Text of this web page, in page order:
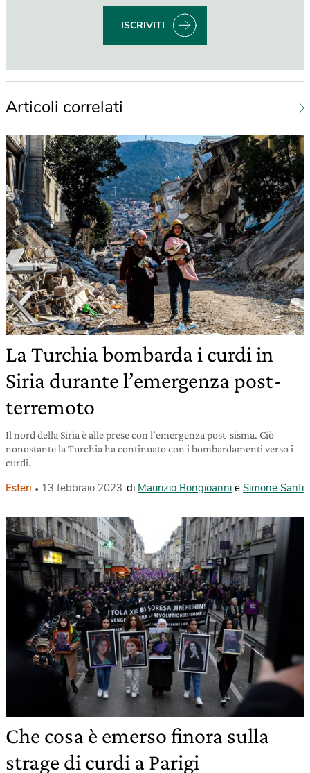
ISCRIVITI
Articoli correlati
La Turchia bombarda i curdi in
Siria durante l’emergenza post-
terremoto
Il nord della Siria è alle prese con l’emergenza post-sisma. Ciò
nonostante la Turchia ha continuato con i bombardamenti verso i
curdi.
Esteri 13 febbraio 2023 di Maurizio Bongioanni e Simone Santi
Che cosa è emerso finora sulla
strage di curdi a Parigi